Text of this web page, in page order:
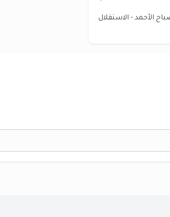
الأحمد - الاستقلال